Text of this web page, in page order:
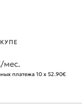
мес.
платежа 10 x 52.90€